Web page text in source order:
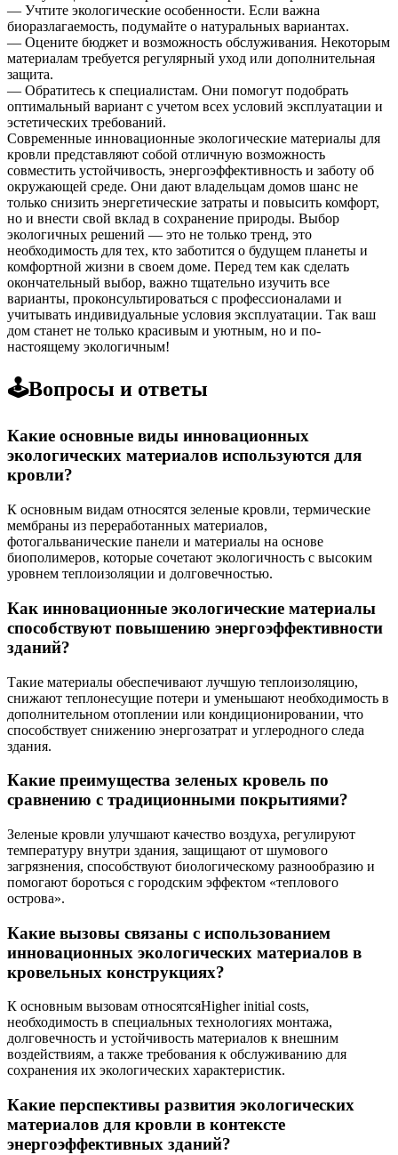
— Учтите экологические особенности. Если важна
биоразлагаемость, подумайте о натуральных вариантах.
— Оцените бюджет и возможность обслуживания. Некоторым
материалам требуется регулярный уход или дополнительная
защита.
— Обратитесь к специалистам. Они помогут подобрать
оптимальный вариант с учетом всех условий эксплуатации и
эстетических требований.
Современные инновационные экологические материалы для
кровли представляют собой отличную возможность
совместить устойчивость, энергоэффективность и заботу об
окружающей среде. Они дают владельцам домов шанс не
только снизить энергетические затраты и повысить комфорт,
но и внести свой вклад в сохранение природы. Выбор
экологичных решений — это не только тренд, это
необходимость для тех, кто заботится о будущем планеты и
комфортной жизни в своем доме. Перед тем как сделать
окончательный выбор, важно тщательно изучить все
варианты, проконсультироваться с профессионалами и
учитывать индивидуальные условия эксплуатации. Так ваш
дом станет не только красивым и уютным, но и по-
настоящему экологичным!
🕹️Вопросы и ответы
Какие основные виды инновационных
экологических материалов используются для
кровли?
К основным видам относятся зеленые кровли, термические
мембраны из переработанных материалов,
фотогальванические панели и материалы на основе
биополимеров, которые сочетают экологичность с высоким
уровнем теплоизоляции и долговечностью.
Как инновационные экологические материалы
способствуют повышению энергоэффективности
зданий?
Такие материалы обеспечивают лучшую теплоизоляцию,
снижают теплонесущие потери и уменьшают необходимость в
дополнительном отоплении или кондиционировании, что
способствует снижению энергозатрат и углеродного следа
здания.
Какие преимущества зеленых кровель по
сравнению с традиционными покрытиями?
Зеленые кровли улучшают качество воздуха, регулируют
температуру внутри здания, защищают от шумового
загрязнения, способствуют биологическому разнообразию и
помогают бороться с городским эффектом «теплового
острова».
Какие вызовы связаны с использованием
инновационных экологических материалов в
кровельных конструкциях?
К основным вызовам относятсяHigher initial costs,
необходимость в специальных технологиях монтажа,
долговечность и устойчивость материалов к внешним
воздействиям, а также требования к обслуживанию для
сохранения их экологических характеристик.
Какие перспективы развития экологических
материалов для кровли в контексте
энергоэффективных зданий?